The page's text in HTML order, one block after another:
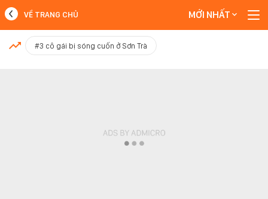
MỚI NHẤT
VỀ TRANG CHỦ MỚI NHẤT
#3 cô gái bị sóng cuốn ở Sơn Trà